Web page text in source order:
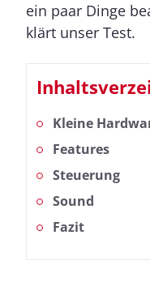
ein paar Dinge
klärt unser Test.
Kleine
Features
Steuerung
Sound
Fazit